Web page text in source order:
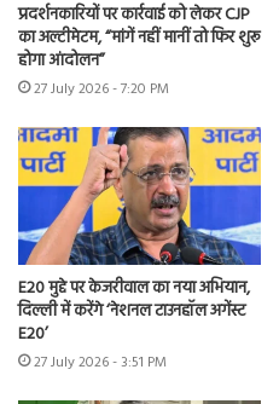
प्रदर्शनकारियों पर कार्रवाई को लेकर CJP
का अल्टीमेटम, “मांगें नहीं मानीं तो फिर शुरू
होगा आंदोलन”
27 July 2026 - 7:20 PM
E20 मुद्दे पर केजरीवाल का नया अभियान,
दिल्ली में करेंगे ‘नेशनल टाउनहॉल अगेंस्ट
E20’
27 July 2026 - 3:51 PM